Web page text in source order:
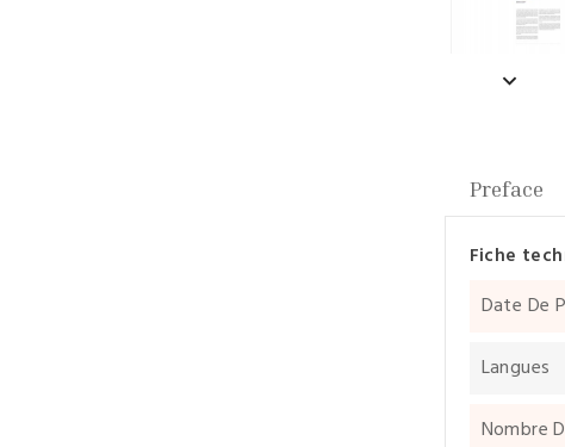
Preface
Fiche
Date De
Langues
Nombre